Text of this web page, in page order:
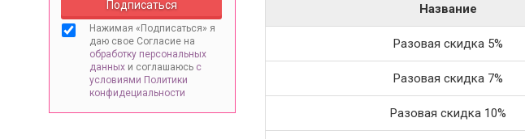
Нажимая «Подписаться» я
даю свое Согласие на
обработку персональных
данных и соглашаюсь с
условиями Политики
конфидециальности
Название
Разовая скидка 5%
Разовая скидка 7%
Разовая скидка 10%